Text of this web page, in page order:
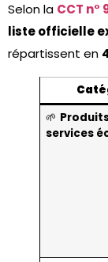
Selon la CCT n°
liste officielle
répartissent en
🌱
services